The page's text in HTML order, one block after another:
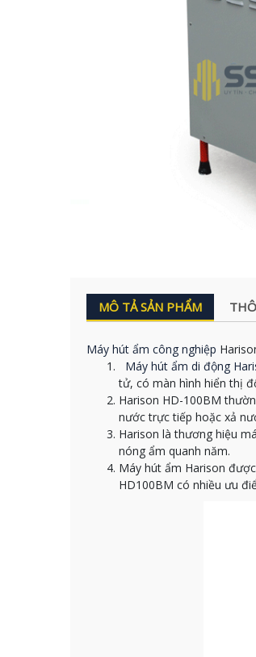
MÔ TẢ SẢN PHẨM
Máy hút ẩm công nghiệp
Máy hút ẩm di động
tử, có màn hình hiển thị
Harison HD-100BM
nước trực tiếp hoặc xả
Harison là thương hiệu
nóng ẩm quanh năm.
Máy hút ẩm Harison
HD100BM có nhiều ưu